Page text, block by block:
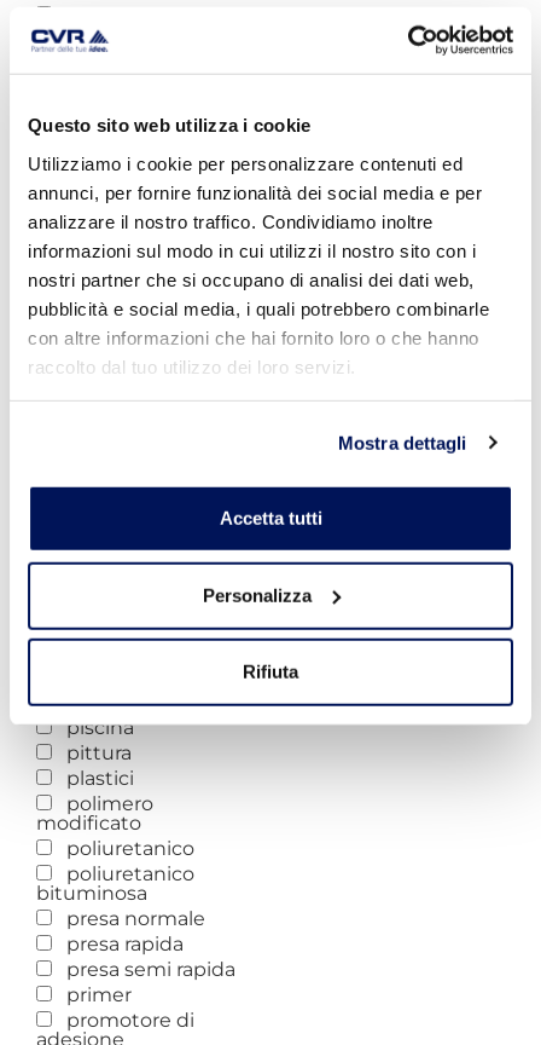
Questo sito web utilizza i cookie
Utilizziamo i cookie per personalizzare contenuti ed
annunci, per fornire funzionalità dei social media e per
analizzare il nostro traffico. Condividiamo inoltre
informazioni sul modo in cui utilizzi il nostro sito con i
nostri partner che si occupano di analisi dei dati web,
pubblicità e social media, i quali potrebbero combinarle
con altre informazioni che hai fornito loro o che hanno
raccolto dal tuo utilizzo dei loro servizi.
Mostra dettagli
Accetta tutti
Personalizza
Rifiuta
strutturale
isolante
legante
legante per
leggero
livellare murature
macroporoso
malta
malta di
allettamento
malta fine
massetto
minerale
opaco
ottima adesione al
sottofondo
permeabilità
piscina
pittura
plastici
polimero
modificato
poliuretanico
poliuretanico
bituminosa
presa normale
presa rapida
presa semi rapida
primer
promotore di
adesione